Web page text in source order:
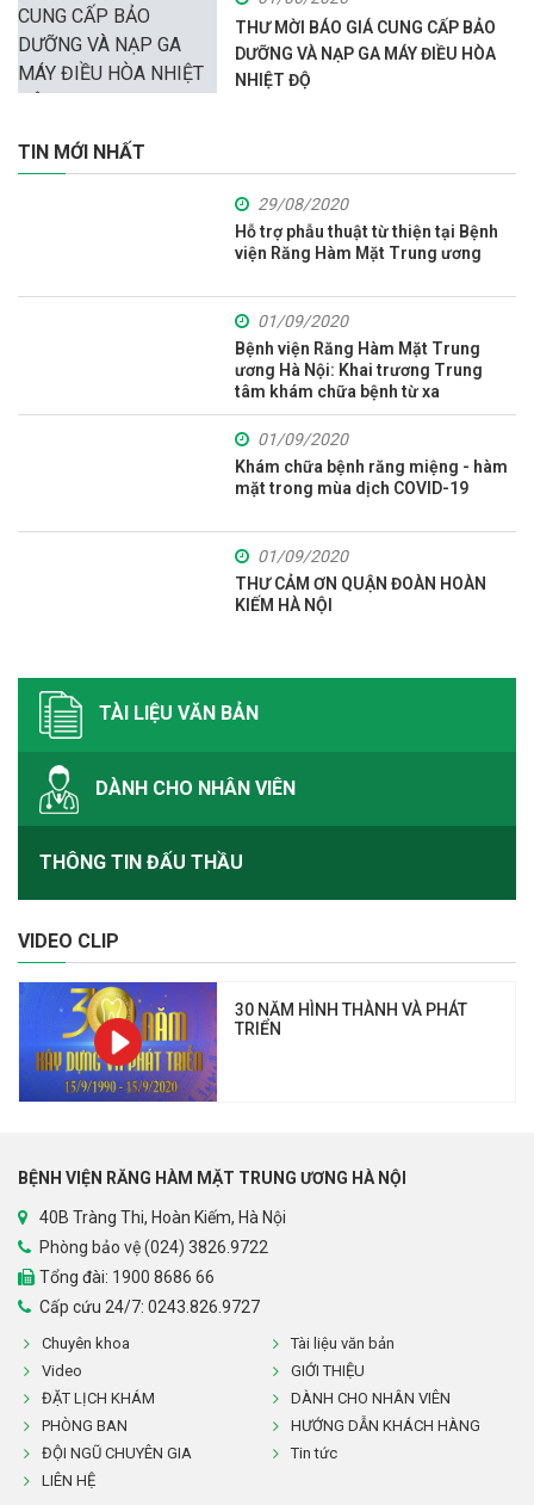
THƯ MỜI BÁO GIÁ CUNG CẤP BẢO
DƯỠNG VÀ NẠP GA MÁY ĐIỀU HÒA
NHIỆT ĐỘ
TIN MỚI NHẤT
29/08/2020
Hỗ trợ phẫu thuật từ thiện tại Bệnh
viện Răng Hàm Mặt Trung ương
01/09/2020
Bệnh viện Răng Hàm Mặt Trung
ương Hà Nội: Khai trương Trung
tâm khám chữa bệnh từ xa
01/09/2020
Khám chữa bệnh răng miệng - hàm
mặt trong mùa dịch COVID-19
01/09/2020
THƯ CẢM ƠN QUẬN ĐOÀN HOÀN
KIẾM HÀ NỘI
TÀI LIỆU VĂN BẢN
DÀNH CHO NHÂN VIÊN
THÔNG TIN ĐẤU THẦU
VIDEO CLIP
30 NĂM HÌNH THÀNH VÀ PHÁT
TRIỂN
BỆNH VIỆN RĂNG HÀM MẶT TRUNG ƯƠNG HÀ NỘI
40B Tràng Thi, Hoàn Kiếm, Hà Nội
Phòng bảo vệ (024) 3826.9722
Tổng đài: 1900 8686 66
Cấp cứu 24/7: 0243.826.9727
Chuyên khoa
Tài liệu văn bản
Video
GIỚI THIỆU
ĐẶT LỊCH KHÁM
DÀNH CHO NHÂN VIÊN
PHÒNG BAN
HƯỚNG DẪN KHÁCH HÀNG
ĐỘI NGŨ CHUYÊN GIA
Tin tức
LIÊN HỆ